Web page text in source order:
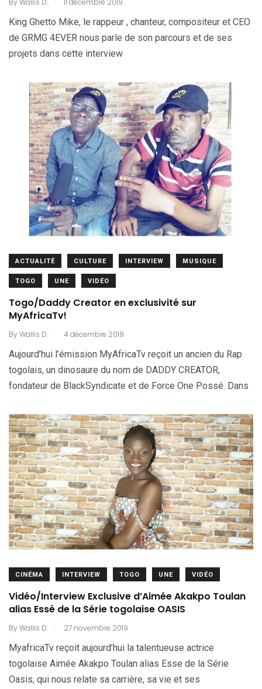
ByWallis D. 11 décembre 2019
King Ghetto Mike, le rappeur , chanteur, compositeur et CEO
de GRMG 4EVER nous parle de son parcours et de ses
projets dans cette interview
ACTUALITÉ CULTURE INTERVIEW MUSIQUE
TOGO UNE VIDÉO
Togo/Daddy Creator en exclusivité sur
MyAfricaTv!
ByWallis D. . 4 décembre 2019
Aujourd’hui l’émission MyAfricaTv reçoit un ancien du Rap
togolais, un dinosaure du nom de DADDY CREATOR,
fondateur de BlackSyndicate et de Force One Possé. Dans
CINÉMA INTERVIEW TOGO UNE VIDÉO
Vidéo/Interview Exclusive d’Aimée Akakpo Toulan
alias Essé de la Série togolaise OASIS
ByWallis D. . 27 novembre 2019
MyafricaTv reçoit aujourd’hui la talentueuse actrice
togolaise Aimée Akakpo Toulan alias Esse de la Série
Oasis, qui nous relate sa carrière, sa vie et ses